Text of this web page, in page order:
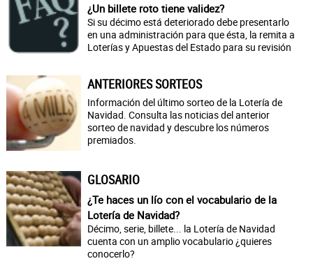
¿Un billete roto tiene validez?
Si su décimo está deteriorado debe presentarlo
en una administración para que ésta, la remita a
Loterías y Apuestas del Estado para su revisión
ANTERIORES SORTEOS
Información del último sorteo de la Lotería de
Navidad. Consulta las noticias del anterior
sorteo de navidad y descubre los números
premiados.
GLOSARIO
¿Te haces un lío con el vocabulario de la
Lotería de Navidad?
Décimo, serie, billete... la Lotería de Navidad
cuenta con un amplio vocabulario ¿quieres
conocerlo?